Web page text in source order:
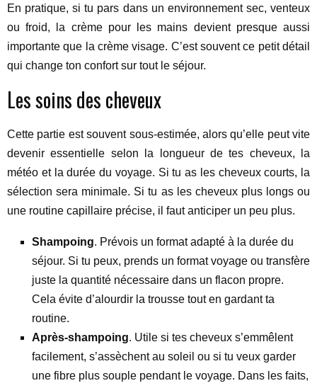
En pratique, si tu pars dans un environnement sec, venteux
ou froid, la crème pour les mains devient presque aussi
importante que la crème visage. C’est souvent ce petit détail
qui change ton confort sur tout le séjour.
Les soins des cheveux
Cette partie est souvent sous-estimée, alors qu’elle peut vite
devenir essentielle selon la longueur de tes cheveux, la
météo et la durée du voyage. Si tu as les cheveux courts, la
sélection sera minimale. Si tu as les cheveux plus longs ou
une routine capillaire précise, il faut anticiper un peu plus.
Shampoing. Prévois un format adapté à la durée du
séjour. Si tu peux, prends un format voyage ou transfère
juste la quantité nécessaire dans un flacon propre.
Cela évite d’alourdir la trousse tout en gardant ta
routine.
Après-shampoing. Utile si tes cheveux s’emmêlent
facilement, s’assèchent au soleil ou si tu veux garder
une fibre plus souple pendant le voyage. Dans les faits,